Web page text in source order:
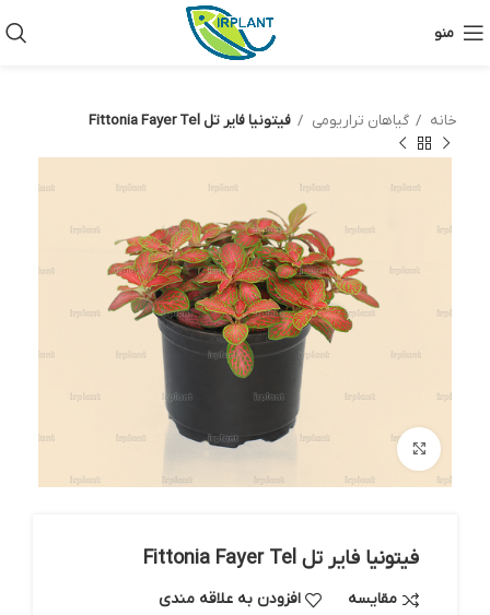
منو
خانه گیاهان تراریومی فیتونیا فایر تل Fittonia Fayer Tel
بزرگنمایی تصویر
فیتونیا فایر تل Fittonia Fayer Tel
مقایسه افزودن به علاقه مندی